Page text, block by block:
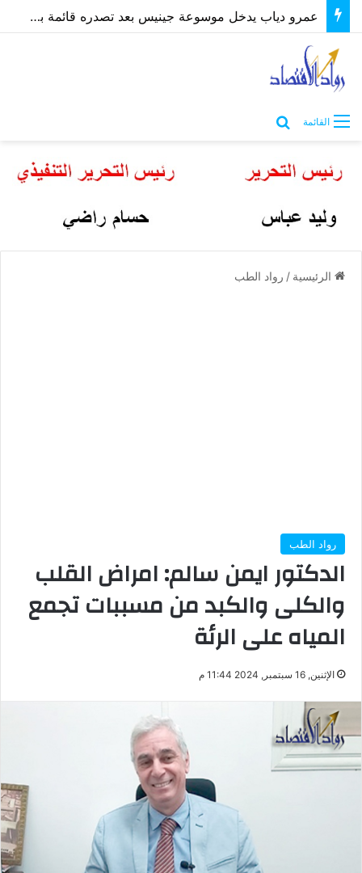
عمرو دياب يدخل موسوعة جينيس بعد تصدره قائمة بيلبورد عربية لـ68 أسبوعًا
القائمة
الرئيسية / رواد الطب
رواد الطب
الدكتور ايمن سالم: امراض القلب
والكلى والكبد من مسببات تجمع
المياه على الرئة
الإثنين, 16 سبتمبر, 2024 11:44 م